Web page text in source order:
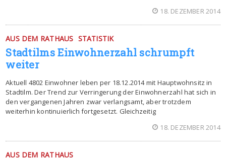
18. DEZEMBER 2014
AUS DEM RATHAUS STATISTIK
Stadtilms Einwohnerzahl schrumpft
weiter
Aktuell 4802 Einwohner leben per 18.12.2014 mit Hauptwohnsitz in
Stadtilm. Der Trend zur Verringerung der Einwohnerzahl hat sich in
den vergangenen Jahren zwar verlangsamt, aber trotzdem
weiterhin kontinuierlich fortgesetzt. Gleichzeitig
18. DEZEMBER 2014
AUS DEM RATHAUS